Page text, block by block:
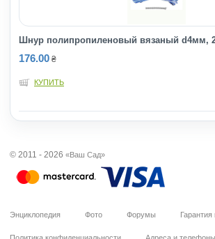
Шнур полипропиленовый вязаный d4мм,
176.00 ₴
КУПИТЬ
© 2011 - 2026 «Ваш Сад»
Энциклопедия Фото Форумы Гарантия